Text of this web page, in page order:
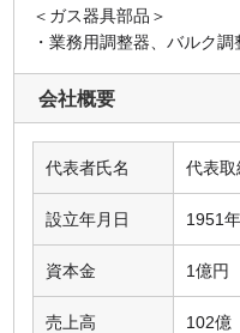
＜ガス器具部品＞
・業務用調整器、バルク
会社概要
代表者氏名 代表
設立年月日 1951
資本金 1億円
売上高 102億